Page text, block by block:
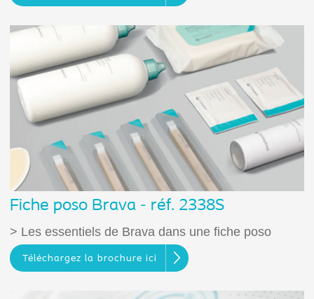
Fiche poso Brava - réf. 2338S
> Les essentiels de Brava dans une fiche poso
Téléchargez la brochure ici